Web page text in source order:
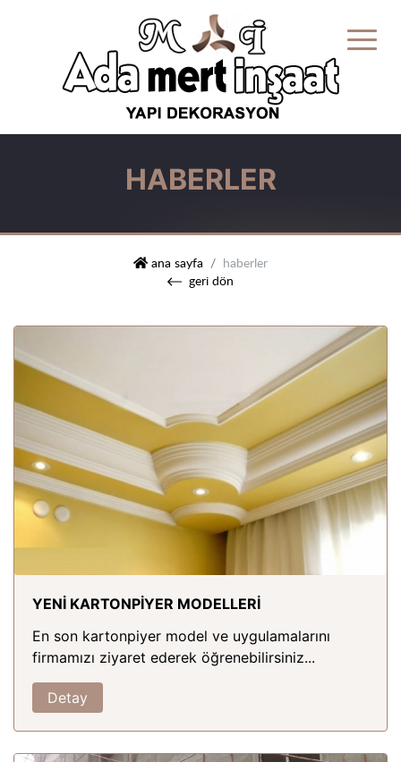
HABERLER
ana sayfa mert i̇nşaat yapı dekorasyon
haberler
geri dön
YENİ KARTONPİYER MODELLERİ
En son kartonpiyer model ve uygulamalarını
firmamızı ziyaret ederek öğrenebilirsiniz...
Detay